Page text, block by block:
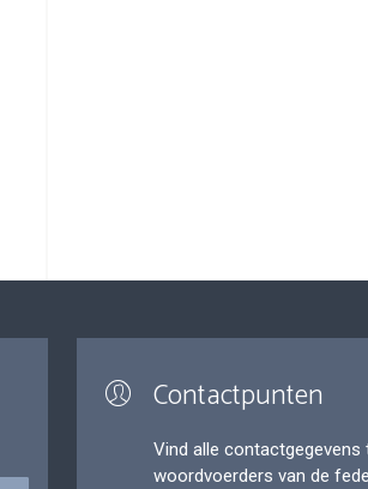
Contactpunten
Vind alle contactgegevens
woordvoerders van de